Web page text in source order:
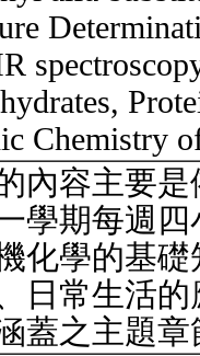
Chemistry
內容主要
學期每週
化學的基
日常生活
蓋之主題